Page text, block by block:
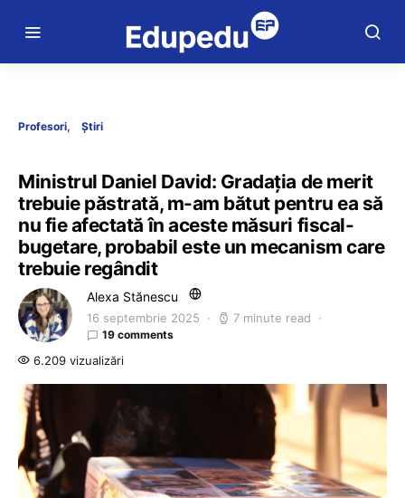
Profesori Știri
Ministrul Daniel David: Gradația de merit
trebuie păstrată, m-am bătut pentru ea să
nu fie afectată în aceste măsuri fiscal-
bugetare, probabil este un mecanism care
trebuie regândit
Alexa Stănescu
16 septembrie 2025 7 minute read
19 comments
6.209 vizualizări